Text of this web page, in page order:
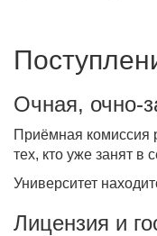
Очная, очно-
Приёмная комиссия
тех, кто уже занят в
Университет
Лицензия и